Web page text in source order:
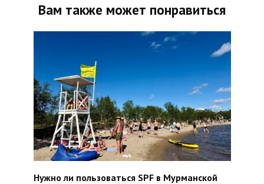
Вам также может понравиться
Нужно ли пользоваться SPF в Мурманской